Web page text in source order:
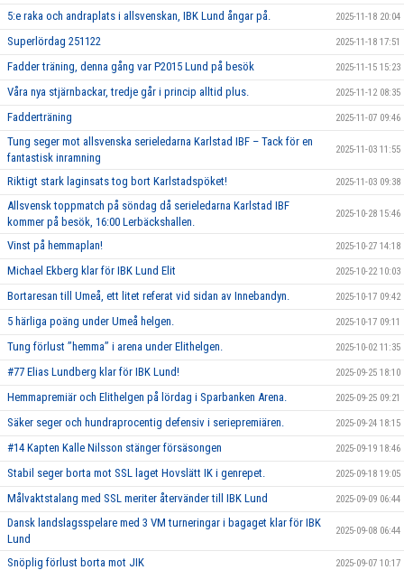
5:e raka och andraplats i allsvenskan, IBK Lund ångar på. 2025-11-18 20:04
Superlördag 251122 2025-11-18 17:51
Fadder träning, denna gång var P2015 Lund på besök 2025-11-15 15:23
Våra nya stjärnbackar, tredje går i princip alltid plus. 2025-11-12 08:35
Fadderträning 2025-11-07 09:46
Tung seger mot allsvenska serieledarna Karlstad IBF – Tack för en
fantastisk inramning
2025-11-03 11:55
Riktigt stark laginsats tog bort Karlstadspöket! 2025-11-03 09:38
Allsvensk toppmatch på söndag då serieledarna Karlstad IBF
kommer på besök, 16:00 Lerbäckshallen.
2025-10-28 15:46
Vinst på hemmaplan! 2025-10-27 14:18
Michael Ekberg klar för IBK Lund Elit 2025-10-22 10:03
Bortaresan till Umeå, ett litet referat vid sidan av Innebandyn. 2025-10-17 09:42
5 härliga poäng under Umeå helgen. 2025-10-17 09:11
Tung förlust ’’hemma’’ i arena under Elithelgen. 2025-10-02 11:35
#77 Elias Lundberg klar för IBK Lund! 2025-09-25 18:10
Hemmapremiär och Elithelgen på lördag i Sparbanken Arena. 2025-09-25 09:21
Säker seger och hundraprocentig defensiv i seriepremiären. 2025-09-24 18:15
#14 Kapten Kalle Nilsson stänger försäsongen 2025-09-19 18:46
Stabil seger borta mot SSL laget Hovslätt IK i genrepet. 2025-09-18 19:05
Målvaktstalang med SSL meriter återvänder till IBK Lund 2025-09-09 06:44
Dansk landslagsspelare med 3 VM turneringar i bagaget klar för IBK
Lund
2025-09-08 06:44
Snöplig förlust borta mot JIK 2025-09-07 10:17